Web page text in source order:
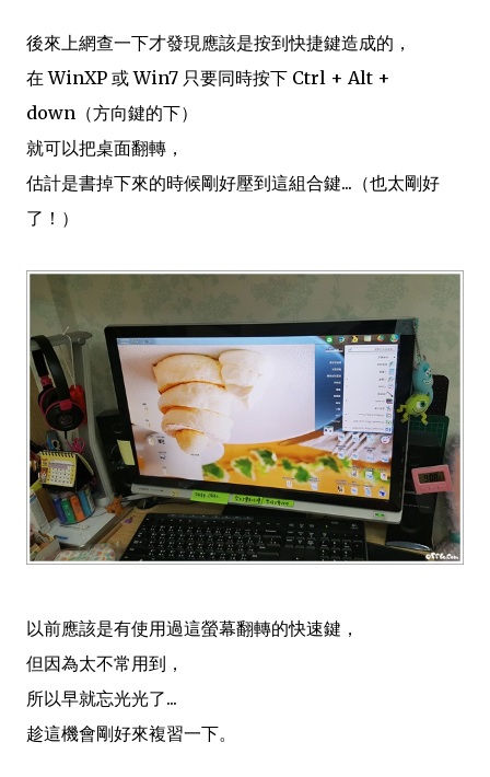
後來上網查一下才發現應該是按到快捷鍵造成的，
在 WinXP 或 Win7 只要同時按下 Ctrl + Alt +
down（方向鍵的下）
就可以把桌面翻轉，
估計是書掉下來的時候剛好壓到這組合鍵...（也太剛好
了！）
以前應該是有使用過這螢幕翻轉的快速鍵，
但因為太不常用到，
所以早就忘光光了...
趁這機會剛好來複習一下。